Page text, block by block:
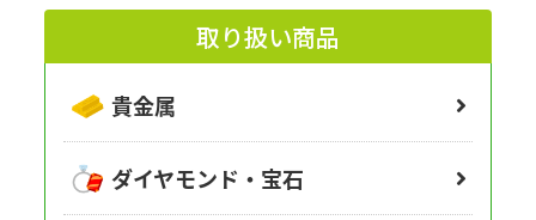
取り扱い商品
貴金属
ダイヤモンド・宝石